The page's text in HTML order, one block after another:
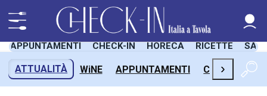
APPUNTAMENTI CHECK-IN HORECA RICETTE
ATTUALITÀ WiNE APPUNTAMENTI CHECK-IN
›